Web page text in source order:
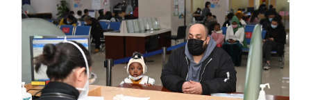
科创 量子 体育
文化 书画 健康 军事
访谈 视频 图片 政务
法律 中央文件 金融 汽车